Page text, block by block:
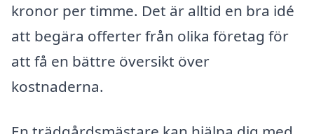
kronor per timme. Det är alltid en bra idé
att begära offerter från olika företag för
att få en bättre översikt över
kostnaderna.